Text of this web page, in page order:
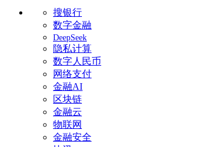
搜银行
数字金融
DeepSeek
隐私计算
数字人民币
网络支付
金融AI
区块链
金融云
物联网
金融安全